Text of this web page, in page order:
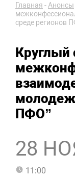
Главная -Анонсы
среде регионов
Круглый
ПФО”
28
11:00